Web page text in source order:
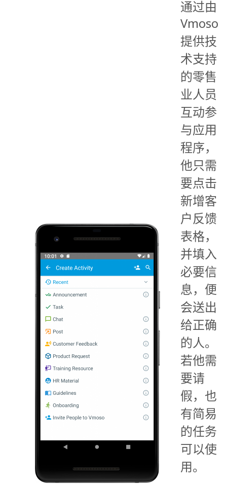
通过由
Vmoso
提供技
术支持
的零售
业人员
互动参
与应用
程序，
他只需
要点击
新增客
户反馈
表格，
并填入
必要信
息，便
会送出
给正确
的人。
若他需
要请
假，也
有简易
的任务
可以使
用。